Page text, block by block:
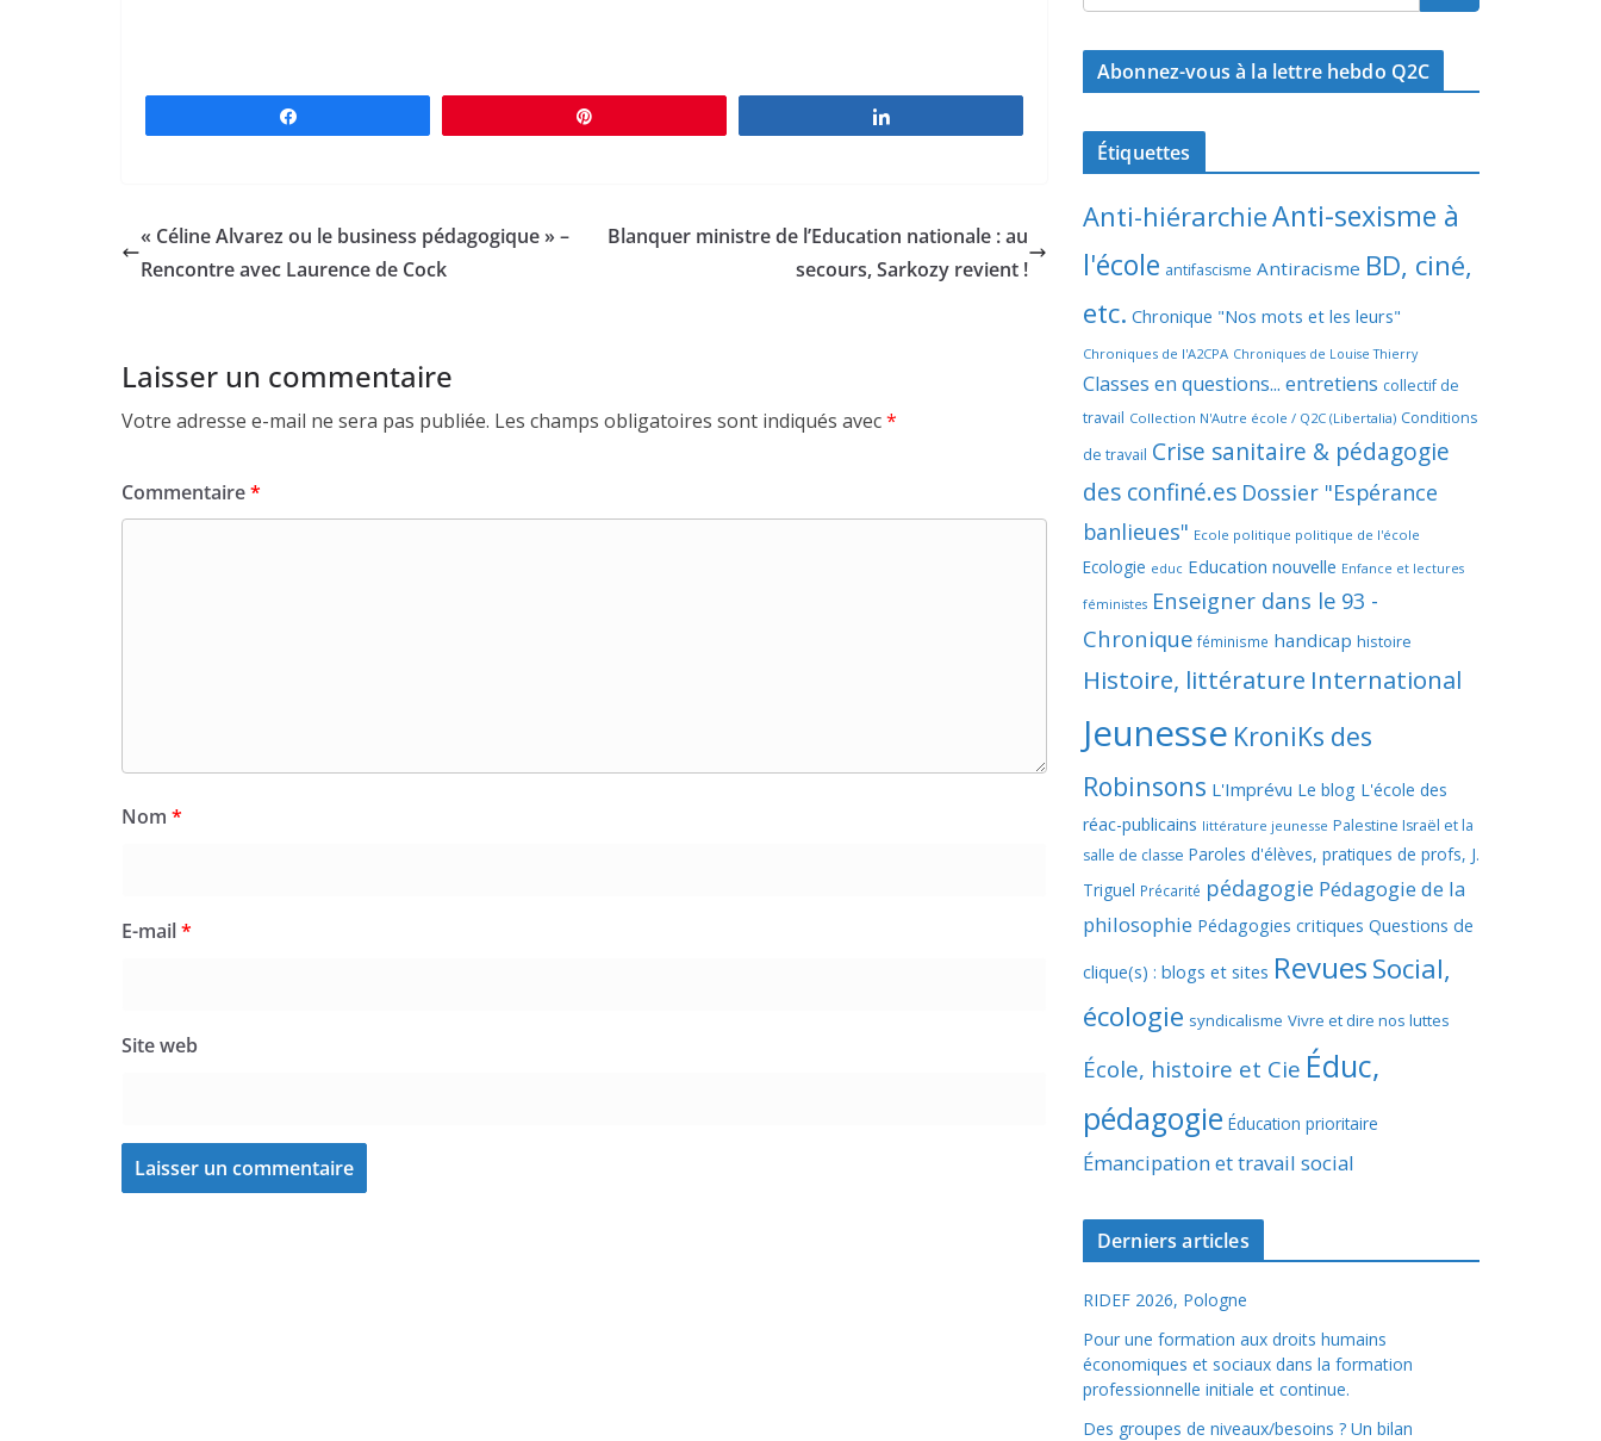
« Céline Alvarez ou le business pédagogique » –
Rencontre avec Laurence de Cock
Blanquer ministre de l’Education nationale : au
secours, Sarkozy revient !
Laisser un commentaire
Votre adresse e-mail ne sera pas publiée. Les champs obligatoires sont indiqués avec*
Commentaire*
Nom *
E-mail*
Site web
Abonnez-vous à la lettre hebdo Q2C
Étiquettes
Anti-hiérarchieAnti-sexisme à
l'école antifascisme Antiracisme BD, ciné,
etc. Chronique "Nos mots et les leurs"
Chroniques de l'A2CPA Chroniques de Louise Thierry
Classes en questions... entretiens collectif de
travail Collection N'Autre école / Q2C (Libertalia) Conditions
de travail Crise sanitaire & pédagogie
des confiné.es Dossier "Espérance
banlieues" Ecole politique politique de l'école
Ecologie educ Education nouvelle Enfance et lectures
féministes Enseigner dans le 93 -
Chronique féminisme handicap histoire
Histoire, littérature International
Jeunesse KroniKs des
Robinsons L'Imprévu Le blog L'école des
réac-publicains littérature jeunesse Palestine Israël et la
salle de classe Paroles d'élèves, pratiques de profs, J.
Triguel Précarité pédagogie Pédagogie de la
philosophie Pédagogies critiques Questions de
clique(s) : blogs et sites RevuesSocial,
écologie syndicalisme Vivre et dire nos luttes
École, histoire et Cie Éduc,
pédagogie Éducation prioritaire
Émancipation et travail social
Derniers articles
RIDEF 2026, Pologne
Pour une formation aux droits humains
économiques et sociaux dans la formation
professionnelle initiale et continue.
Des groupes de niveaux/besoins ? Un bilan